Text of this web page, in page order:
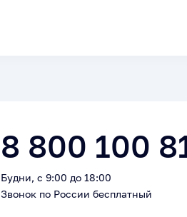
8 800 100
Будни, с 9:00 до 18:00
Звонок по России бесплатный